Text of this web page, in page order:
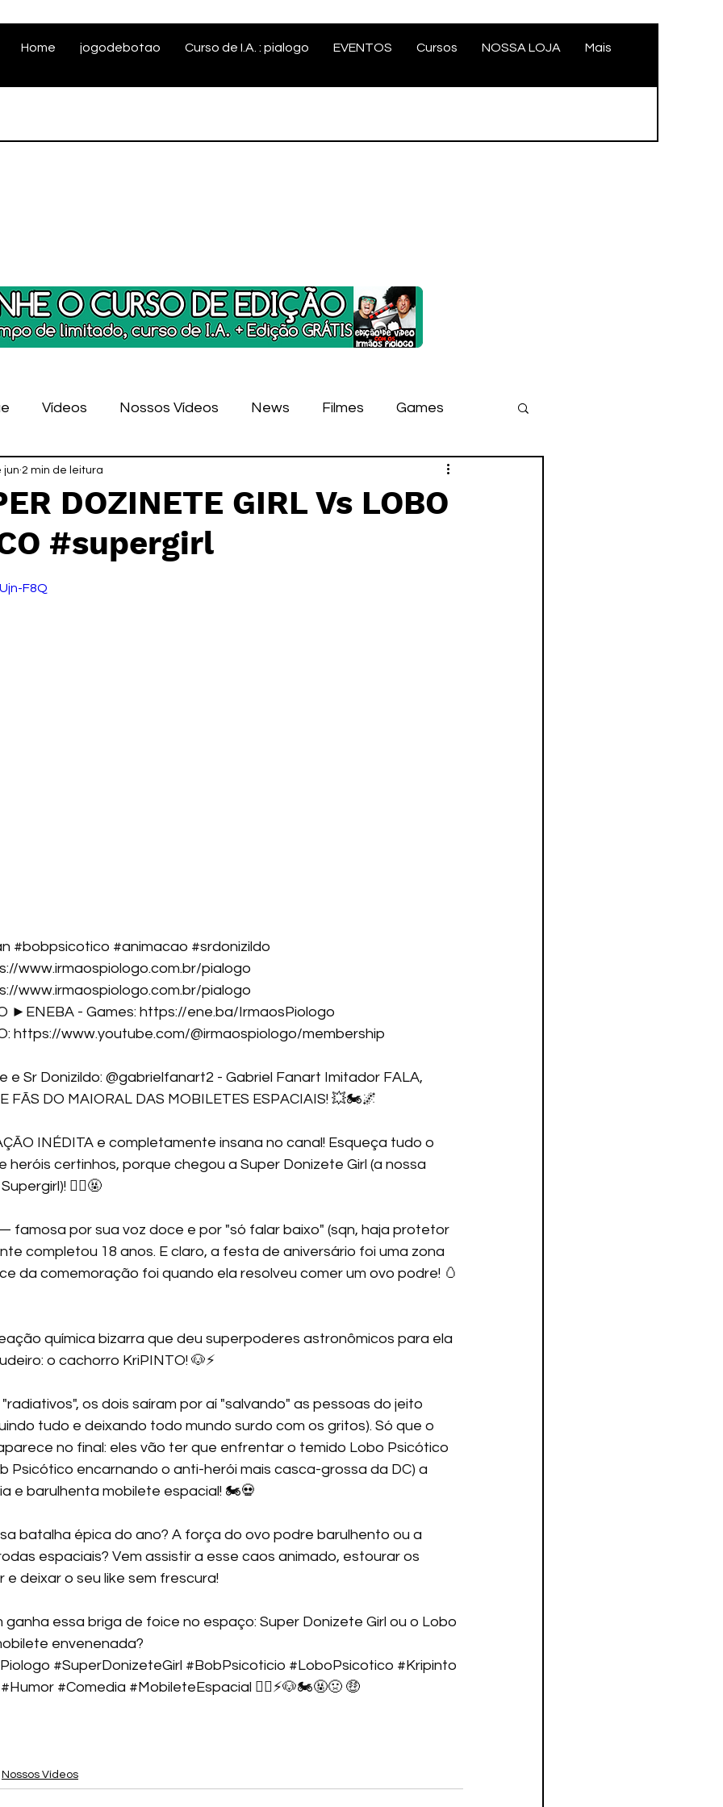
Home jogodebotao Curso de I.A. : pialogo EVENTOS Cursos NOSSA LOJA Mais
Vídeos Nossos Vídeos News Filmes Games
Tecnologia game
BILE games
DOZINETE GIRL Vs LOBO
#supergirl
jun 2 min de leitura
5 estrelas.
F8Q
#bobpsicotico #animacao #srdonizildo
www.irmaospiologo.com.br/pialogo
www.irmaospiologo.com.br/pialogo
►ENEBA - Games: https://ene.ba/IrmaosPiologo
https://www.youtube.com/@irmaospiologo/membership
e Sr Donizildo: @gabrielfanart2 - Gabriel Fanart Imitador FALA,
FÃS DO MAIORAL DAS MOBILETES ESPACIAIS! 💥🏍️🌌
INÉDITA e completamente insana no canal! Esqueça tudo o
heróis certinhos, porque chegou a Super Donizete Girl (a nossa
🦸‍♀️🤬
famosa por sua voz doce e por "só falar baixo" (sqn, haja protetor
completou 18 anos. E claro, a festa de aniversário foi uma zona
da comemoração foi quando ela resolveu comer um ovo podre! 🥚
o cachorro KriPINTO! 🐶⚡
os dois saíram por aí "salvando" as pessoas do jeito
tudo e deixando todo mundo surdo com os gritos). Só que o
no final: eles vão ter que enfrentar o temido Lobo Psicótico
Psicótico encarnando o anti-herói mais casca-grossa da DC) a
e barulhenta mobilete espacial! 🏍️💀
espaciais? Vem assistir a esse caos animado, estourar os
deixar o seu like sem frescura!
ganha essa briga de foice no espaço: Super Donizete Girl ou o Lobo
envenenada?
#SuperDonizeteGirl #BobPsicoticio #LoboPsicotico #Kripinto
#Humor #Comedia #MobileteEspacial 🦸‍♀️⚡🐶🏍️🤬🤢 🤑
Nossos Vídeos